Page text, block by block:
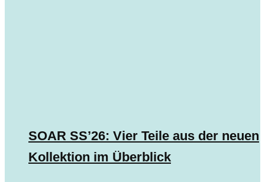
SOAR SS’26: Vier Teile aus der neuen
Kollektion im Überblick